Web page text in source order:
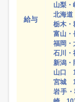
給与
山梨
北海
栃木
富山
福岡
石川
新潟
山口
宮城
岩手